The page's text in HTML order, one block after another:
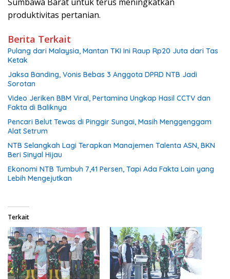
produktivitas pertanian.
Berita Terkait
Pulang dari Malaysia, Mantan TKI Ini Raup Rp20 Juta dari Tas
Ketak
Jaksa Banding, Vonis Bebas 3 Anggota DPRD NTB Jadi
Sorotan
Video Jeriken BBM Viral, Pertamina Ungkap Hasil CCTV dan
Fakta di Baliknya
Pencari Belut Tewas di Pinggir Sungai, Masih Menggenggam
Alat Setrum
NTB Selangkah Lagi Terapkan Manajemen Talenta ASN, BKN
Beri Sinyal Hijau
Ekonomi NTB Tumbuh 7,41 Persen, Tapi Ada Fakta Lain yang
Lebih Mengejutkan
Terkait